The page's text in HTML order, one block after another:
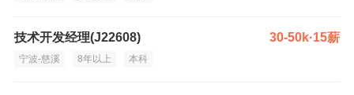
技术开发经理(J22608) 30-50k·15薪
宁波-慈溪 8年以上 本科